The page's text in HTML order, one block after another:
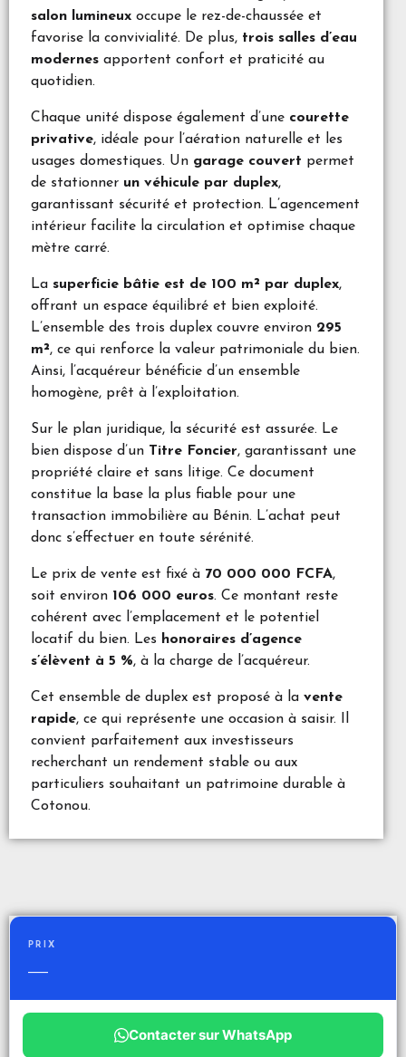
salon lumineux occupe le rez-de-chaussée et
favorise la convivialité. De plus, trois salles d’eau
modernes apportent confort et praticité au
quotidien.
Chaque unité dispose également d’une courette
privative, idéale pour l’aération naturelle et les
usages domestiques. Un garage couvert permet
de stationner un véhicule par duplex,
garantissant sécurité et protection. L’agencement
intérieur facilite la circulation et optimise chaque
mètre carré.
La superficie bâtie est de 100 m² par duplex,
offrant un espace équilibré et bien exploité.
L’ensemble des trois duplex couvre environ 295
m², ce qui renforce la valeur patrimoniale du bien.
Ainsi, l’acquéreur bénéficie d’un ensemble
homogène, prêt à l’exploitation.
Sur le plan juridique, la sécurité est assurée. Le
bien dispose d’un Titre Foncier, garantissant une
propriété claire et sans litige. Ce document
constitue la base la plus fiable pour une
transaction immobilière au Bénin. L’achat peut
donc s’effectuer en toute sérénité.
Le prix de vente est fixé à 70 000 000 FCFA,
soit environ 106 000 euros. Ce montant reste
cohérent avec l’emplacement et le potentiel
locatif du bien. Les honoraires d’agence
s’élèvent à 5 %, à la charge de l’acquéreur.
Cet ensemble de duplex est proposé à la vente
rapide, ce qui représente une occasion à saisir. Il
convient parfaitement aux investisseurs
recherchant un rendement stable ou aux
particuliers souhaitant un patrimoine durable à
Cotonou.
PRIX
—
Contacter sur WhatsApp